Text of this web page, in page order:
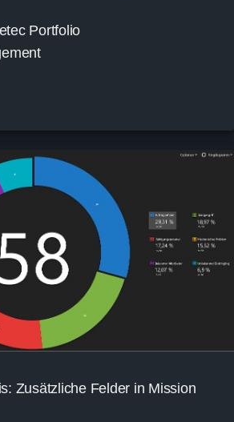
Portfolio
Zusätzliche Felder in Mission